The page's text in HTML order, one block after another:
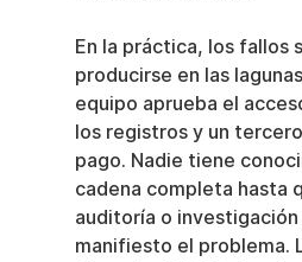
En la práctica, los fallos
producirse en las
equipo aprueba el
los registros y un
pago. Nadie tiene
cadena completa hasta
auditoría o
manifiesto el problema.